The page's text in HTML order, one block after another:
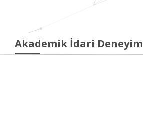
Akademik İdari Deneyim